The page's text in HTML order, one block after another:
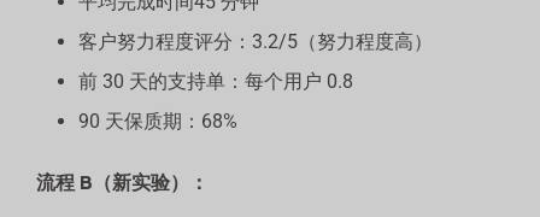
客户努力程度评分：3.2/5（努力程度高）
前 30 天的支持单：每个用户 0.8
90 天保质期：68%
流程 B（新实验）：